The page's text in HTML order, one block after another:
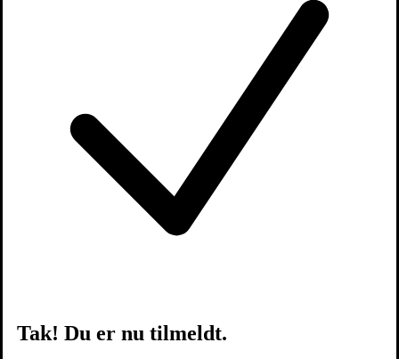
Tak! Du er nu tilmeldt.